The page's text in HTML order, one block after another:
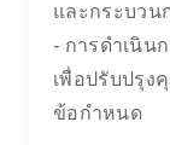
และกระบว
- การดำเนิน
เพื่อปรับปรุ
ข้อกำหนด